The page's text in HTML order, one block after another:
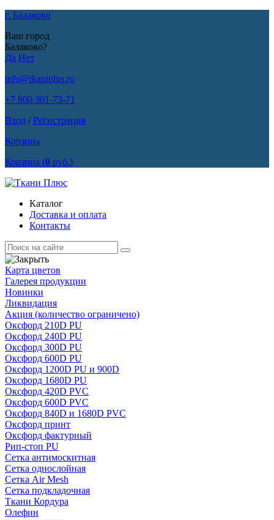
г. Балаково
Ваш город
Балаково?
Да Нет
info@tkaniplus.ru
+7 800 301-73-71
Вход /Регистрация
Корзина
Корзина (0 руб.)
Каталог
Доставка и оплата
Контакты
Карта цветов
Галерея продукции
Новинки
Ликвидация
Акция (количество ограничено)
Оксфорд 210D PU
Оксфорд 240D PU
Оксфорд 300D PU
Оксфорд 600D PU
Оксфорд 1200D PU и 900D
Оксфорд 1680D PU
Оксфорд 420D PVC
Оксфорд 600D PVC
Оксфорд 840D и 1680D PVC
Оксфорд принт
Оксфорд фактурный
Рип-стоп PU
Сетка антимоскитная
Сетка однослойная
Сетка Air Mesh
Сетка подкладочная
Ткани Кордура
Олефин